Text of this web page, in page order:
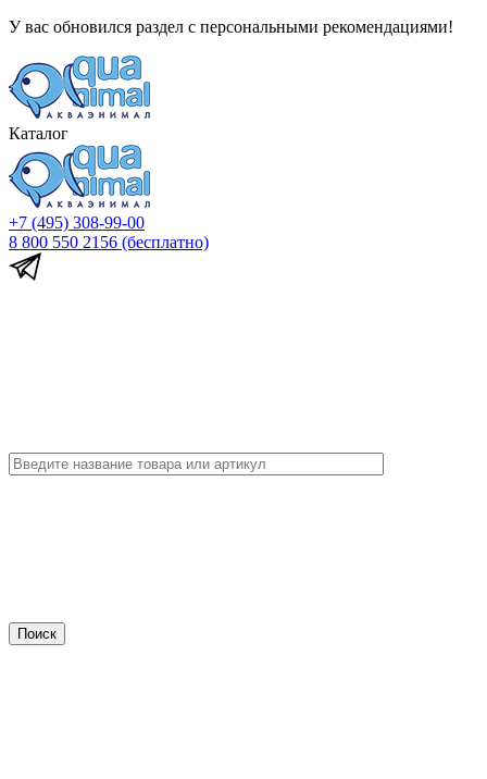
У вас обновился раздел с персональными рекомендациями!
Каталог
+7 (495) 308-99-00
8 800 550 2156 (бесплатно)